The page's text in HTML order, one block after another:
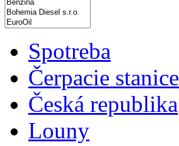
Spotreba
Čerpacie stanice
Česká republika
Louny